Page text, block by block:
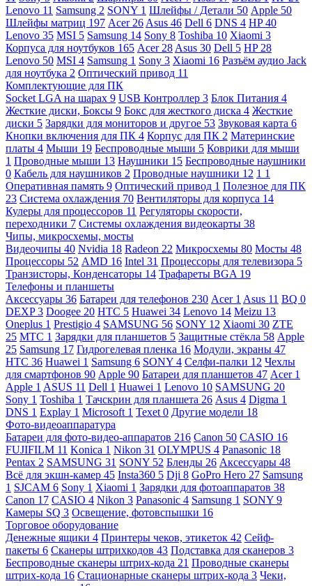
Lenovo 11 Samsung 2 SONY 1 Шлейфы / Детали 50 Apple 50
Шлейфы матриц 197 Acer 26 Asus 46 Dell 6 DNS 4 HP40
Lenovo 35 MSI 5 Samsung 14 Sony 8 Toshiba 10 Xiaomi 3
Корпуса для ноутбуков 165 Acer 28 Asus 30 Dell 5 HP 28
Lenovo 50 MSI 4 Samsung 1 Sony 3 Xiaomi 16 Разъём аудио Jack
для ноутбука 2 Оптический привод 11
Комплектующие для ПК
Socket LGA на шарах 9 USB Контроллер 3 Блок Питания 4
Жесткие диски, Боксы 9 Бокс для жесткого диска 4 Жесткие
диски 5 Зарядки для мониторов и другое 53 Звуковая карта 6
Кнопки включения для ПК 4 Корпус для ПК 2 Материнские
платы 4 Мыши 19 Беспроводные мыши 5 Коврики для мыши
1 Проводные мыши 13 Наушники 15 Беспроводные наушники
0 Кабель для наушников 2 Проводные наушники 12 1 1
Оперативная память 9 Оптический привод 1 Полезное для ПК
23 Система охлаждения 70 Вентиляторы для корпуса 14
Кулеры для процессоров 11 Регуляторы скорости,
переходники 7 Системы охлаждения видеокарты 38
Чипы, микросхемы, мосты
Видеочипы 40 Nvidia 18 Radeon 22 Микросхемы 80 Мосты 48
Процессоры 52 AMD 16 Intel 31 Процессоры для телевизора 5
Транзисторы, Конденсаторы 14 Трафареты BGA 19
Телефоны и планшеты
Аксессуары 36 Батареи для телефонов 230 Acer 1 Asus 11 BQ 0
DEXP3 Doogee 20 HTC 5 Huawei 34 Lenovo 14 Meizu 13
Oneplus 1 Prestigio 4 SAMSUNG 56 SONY 12 Xiaomi 30 ZTE
25 МТС 1 Зарядки для планшетов 5 Защитные стёкла 58 Apple
25 Samsung 17 Гидрогелевая пленка 16 Модули, экраны 47
HTC 36 Huawei 1 Samsung 6 SONY 4 Селфи-палки 12 Чехлы
для смартфонов 90 Apple 90 Батареи для планшетов 47 Acer 1
Apple 1 ASUS 11 Dell 1 Huawei 1 Lenovo 10 SAMSUNG 20
Sony 1 Toshiba 1 Тачскрин для планшета 26 Asus 4 Digma 1
DNS 1 Explay 1 Microsoft 1 Texet 0 Другие модели 18
Фото-видеоаппаратура
Батареи для фото-видео-аппаратов 216 Canon 50 CASIO 16
FUJIFILM 11 Konica 1 Nikon 31 OLYMPUS 4 Panasonic 18
Pentax 2 SAMSUNG 31 SONY 52 Бленды 26 Аксессуары 48
Всё для экшн-камер 45 Insta360 5 Dji 8 GoPro Hero 27 Samsung
1 SJCAM 6 Sony 1 Xiaomi 1 Зарядки для фотоаппаратов 38
Canon 17 CASIO 4 Nikon 3 Panasonic 4 Samsung 1 SONY 9
Камеры SQ 3 Освещение, фотовспышки 16
Торговое оборудование
Денежные ящики 4 Принтеры чеков, этикеток 42 Сейф-
пакеты 6 Сканеры штрихкодов 43 Подставка для сканеров 3
Беспроводные сканеры штрих-кода 21 Проводные сканеры
штрих-кода 16 Стационарные сканеры штрих-кода 3 Чеки,